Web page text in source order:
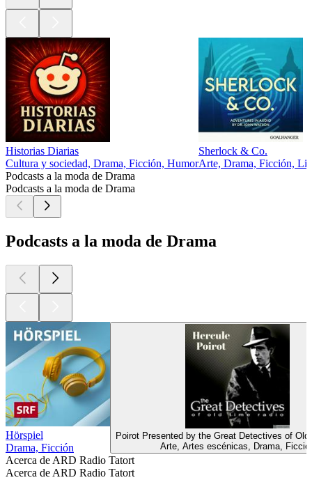
Historias Diarias
Cultura y sociedad, Drama, Ficción, Humor
Sherlock & Co.
Arte, Drama, Ficción,
Podcasts a la moda de Drama
Podcasts a la moda de Drama
Podcasts a la moda de Drama
Hörspiel
Drama, Ficción
Poirot Presented by the Great Detectives of Old
Arte, Artes escénicas, Drama,
Acerca de ARD Radio Tatort
Acerca de ARD Radio Tatort